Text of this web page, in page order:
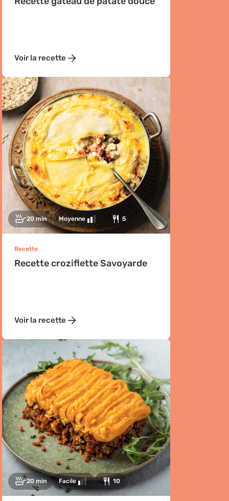
Voir la recette
20 min Moyenne 5
Recette
Recette croziflette Savoyarde
Voir la recette
20 min Facile 10